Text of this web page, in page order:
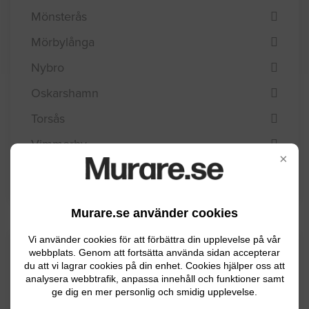
×
Murare.se använder cookies
Vi använder cookies för att förbättra din upplevelse på vår
webbplats. Genom att fortsätta använda sidan accepterar
du att vi lagrar cookies på din enhet. Cookies hjälper oss att
analysera webbtrafik, anpassa innehåll och funktioner samt
ge dig en mer personlig och smidig upplevelse.
Mönsterås
Mörbylånga
Nybro
Oskarshamn
Torsås
Vimmerby
Kommuninformation